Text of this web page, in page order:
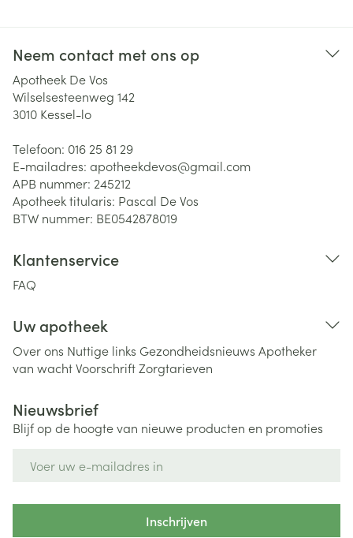
Neem contact met ons op
Apotheek De Vos
Wilselsesteenweg 142
3010 Kessel-lo
Telefoon: 016 25 81 29
E-mailadres: apotheekdevos@gmail.com
APB nummer: 245212
Apotheek titularis: Pascal De Vos
BTW nummer: BE0542878019
Klantenservice
FAQ
Uw apotheek
Over ons Nuttige links Gezondheidsnieuws Apotheker
van wachtVoorschriftZorgtarieven
Nieuwsbrief
Blijf op de hoogte van nieuwe producten en promoties
Inschrijven